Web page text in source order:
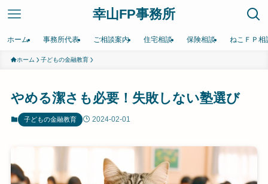
幸山FP事務所
ホーム 事務所代表 ご相談案内 住宅相談 保険相談 ねこＦＰ相
ホーム 子どもの金融教育
やめる潔さも必要！失敗しない塾選び
子どもの金融教育 2024-02-01